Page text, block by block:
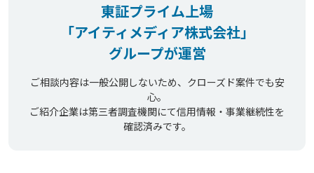
東証プライム上場
「アイティメディア株式会社」
グループが運営
ご相談内容は一般公開しないため、クローズド案件でも安
心。
ご紹介企業は第三者調査機関にて信用情報・事業継続性を
確認済みです。